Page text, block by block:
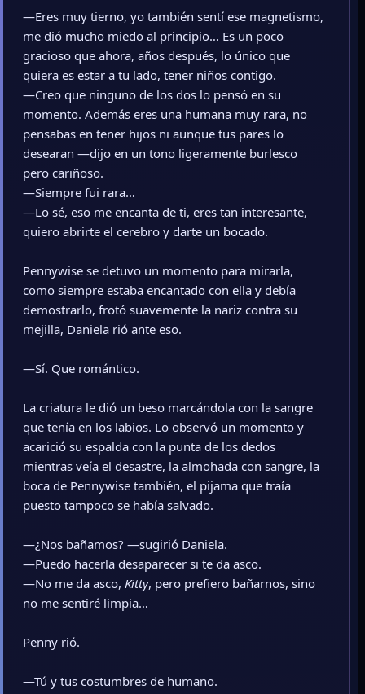
—Eres muy tierno, yo también sentí ese magnetismo,
me dió mucho miedo al principio… Es un poco
gracioso que ahora, años después, lo único que
quiera es estar a tu lado, tener niños contigo.
—Creo que ninguno de los dos lo pensó en su
momento. Además eres una humana muy rara, no
pensabas en tener hijos ni aunque tus pares lo
desearan —dijo en un tono ligeramente burlesco
pero cariñoso.
—Siempre fui rara…
—Lo sé, eso me encanta de ti, eres tan interesante,
quiero abrirte el cerebro y darte un bocado.
Pennywise se detuvo un momento para mirarla,
como siempre estaba encantado con ella y debía
demostrarlo, frotó suavemente la nariz contra su
mejilla, Daniela rió ante eso.
—Sí. Que romántico.
La criatura le dió un beso marcándola con la sangre
que tenía en los labios. Lo observó un momento y
acarició su espalda con la punta de los dedos
mientras veía el desastre, la almohada con sangre, la
boca de Pennywise también, el pijama que traía
puesto tampoco se había salvado.
—¿Nos bañamos? —sugirió Daniela.
—Puedo hacerla desaparecer si te da asco.
—No me da asco, Kitty, pero prefiero bañarnos, sino
no me sentiré limpia…
Penny rió.
—Tú y tus costumbres de humano.